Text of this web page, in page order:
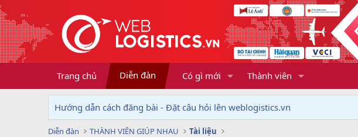
Trang chủ Diễn đàn Có gì mới Thành viên
Hướng dẫn cách đăng bài - Đặt câu hỏi lên weblogistics.vn
Diễn đàn THÀNH VIÊN GIÚP NHAU Tài liệu